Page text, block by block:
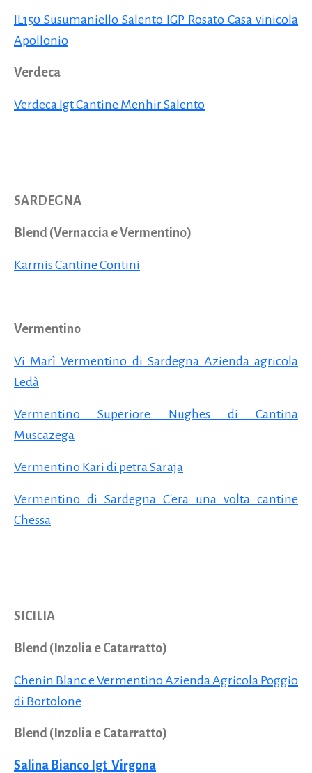
IL150 Susumaniello Salento IGP Rosato Casa vinicola
Apollonio
Verdeca
Verdeca Igt Cantine Menhir Salento
SARDEGNA
Blend (Vernaccia e Vermentino)
Karmis Cantine Contini
Vermentino
Vi Marì Vermentino di Sardegna Azienda agricola
Ledà
Vermentino Superiore Nughes di Cantina
Muscazega
Vermentino Kari di petra Saraja
Vermentino di Sardegna C'era una volta cantine
Chessa
SICILIA
Blend (Inzolia e Catarratto)
Chenin Blanc e Vermentino Azienda Agricola Poggio
di Bortolone
Blend (Inzolia e Catarratto)
Salina Bianco Igt Virgona